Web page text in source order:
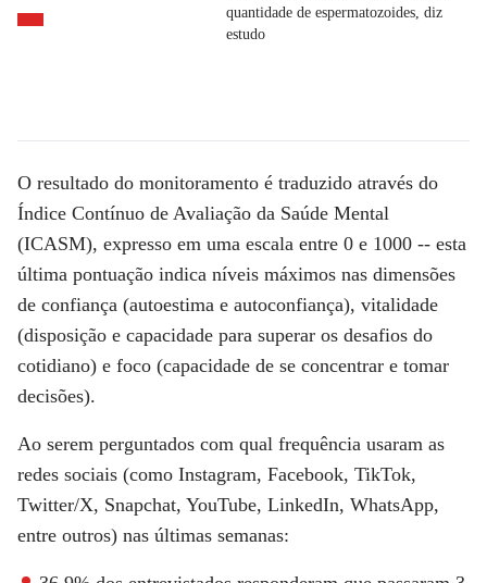
quantidade de espermatozoides, diz
estudo
O resultado do monitoramento é traduzido através do
Índice Contínuo de Avaliação da Saúde Mental
(ICASM), expresso em uma escala entre 0 e 1000 -- esta
última pontuação indica níveis máximos nas dimensões
de confiança (autoestima e autoconfiança), vitalidade
(disposição e capacidade para superar os desafios do
cotidiano) e foco (capacidade de se concentrar e tomar
decisões).
Ao serem perguntados com qual frequência usaram as
redes sociais (como Instagram, Facebook, TikTok,
Twitter/X, Snapchat, YouTube, LinkedIn, WhatsApp,
entre outros) nas últimas semanas: